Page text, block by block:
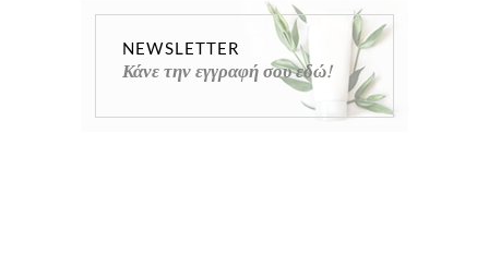
NEWSLETTER
Κάνε την εγγραφή σου εδώ!